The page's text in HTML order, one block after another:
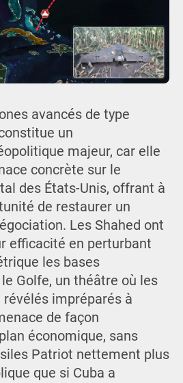
avancés de type
un
majeur, car elle
concrète sur le
des États-Unis, offrant à
de restaurer un
Les Shahed ont
efficacité en perturbant
les bases
Golfe, un théâtre où les
impréparés à
de façon
économique, sans
Patriot nettement plus
que si Cuba a